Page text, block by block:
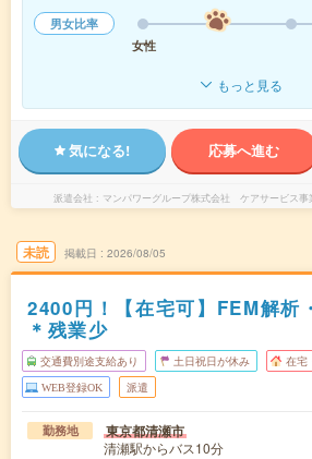
男女比率
女性
もっと見る
気になる! 応募へ進む
派遣会社 マンパワーグループ株式会社 ケアサービス事
未読 掲載日 2026/08/05
2400円！【在宅可】FEM解析
＊残業少
交通費別途支給あり 土日祝日が休み 在宅
WEB登録OK 派遣
勤務地 東京都清瀬市
清瀬駅からバス10分